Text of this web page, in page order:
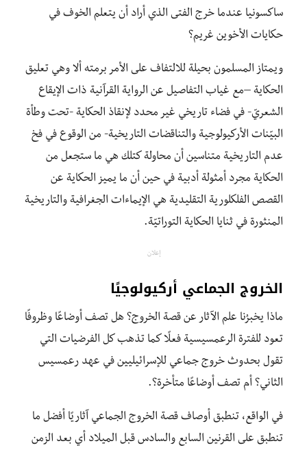
ساكسونيا عندما خرج الفتى الذي أراد أن يتعلم الخوف في
حكايات الأخوين غريم؟
ويمتاز المسلمون بحيلة للالتفاف على الأمر برمته ألا وهي تعليق
الحكاية –مع غياب التفاصيل عن الرواية القرآنية ذات الإيقاع
الشعريّ- في فضاء تاريخي غير محدد لإنقاذ الحكاية -تحت وطأة
البيّنات الأركيولوجية والتناقضات التاريخية- من الوقوع في فخ
عدم التاريخية متناسين أن محاولة كتلك هي ما ستجعل من
الحكاية مجرد أمثولة أدبية في حين أن ما يميز الحكاية عن
القصص الفلكلورية التقليدية هي الإيماءات الجغرافية والتاريخية
المنثورة في ثنايا الحكاية التوراتيّة.
إعلان
الخروج الجماعي أركيولوجيًا
ماذا يخبرُنا علم الآثار عن قصة الخروج؟ هل تصف أوضاعًا وظروفًا
تعود للفترة الرعمسيسية فعلًا كما تذهب كل الفرضيات التي
تقول بحدوث خروج جماعي للإسرائيليين في عهد رعمسيس
الثاني؟ أم تصف أوضاعًا متأخرة؟.
في الواقع، تنطبق أوصاف قصة الخروج الجماعي آثاريًا أفضل ما
تنطبق على القرنين السابع والسادس قبل الميلاد أي بعد الزمن